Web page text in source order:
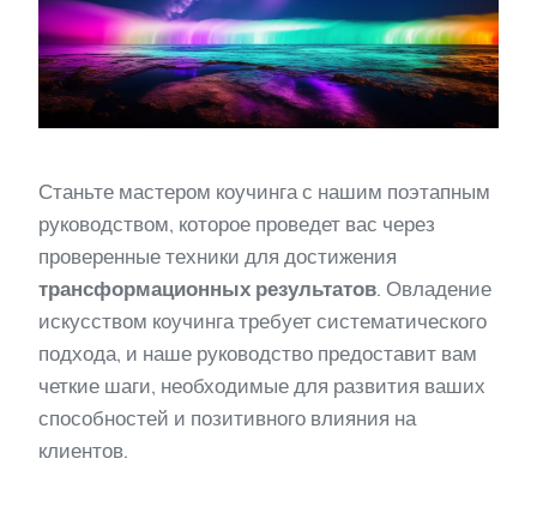
Станьте мастером коучинга с нашим поэтапным
руководством, которое проведет вас через
проверенные техники для достижения
трансформационных результатов. Овладение
искусством коучинга требует систематического
подхода, и наше руководство предоставит вам
четкие шаги, необходимые для развития ваших
способностей и позитивного влияния на
клиентов.